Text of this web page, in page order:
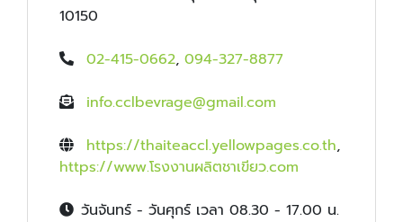
10150
02-415-0662, 094-327-8877
info.cclbevrage@gmail.com
https://thaiteaccl.yellowpages.co.th,
https://www.โรงงานผลิตชาเขียว.com
วันจันทร์ - วันศุกร์ เวลา 08.30 - 17.00 น.